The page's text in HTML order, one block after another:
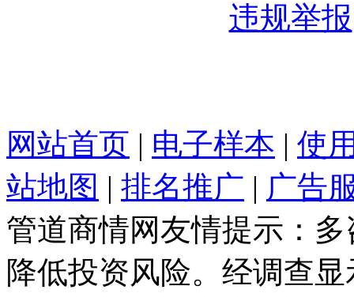
违规举报
网站首页 | 电子样本 | 使
站地图 | 排名推广 | 广告
管道商情网友情提示：
降低投资风险。经调查